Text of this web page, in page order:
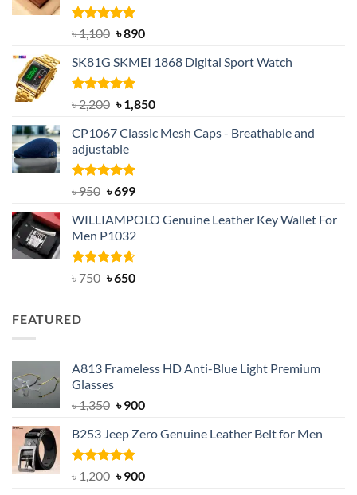
Rated5.00
out of 5
৳1,100 Original
was:
৳ 1,100.
৳890Current
is:
SK81G SKMEI 1868 Digital Sport Watch
Rated5.00
out of 5
৳2,200 Original
was:
৳ 2,200.
৳1,850Current
is:
CP1067 Classic Mesh Caps - Breathable and
adjustable
Rated5.00
৳950 Original
was:
৳ 950.
৳699Current
is:
৳ 699.
WILLIAMPOLO Genuine Leather Key Wallet For
Men P1032
Rated4.63
৳750 Original
৳650Current
FEATURED
A813 Frameless HD Anti-Blue Light Premium
Glasses
৳1,350 Original
was:
৳ 1,350.
৳900Current
is:
B253 Jeep Zero Genuine Leather Belt for Men
Rated5.00
out of 5
৳1,200 Original
৳900Current